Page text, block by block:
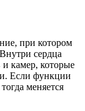
при котором
сердца
и камер, которые
Если функции
меняется